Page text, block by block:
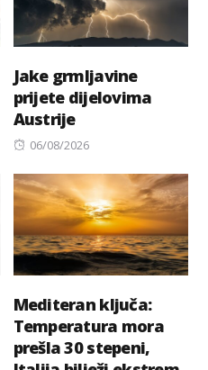
Jake grmljavine
prijete dijelovima
Austrije
Posted
06/08/2026
Mediteran ključa:
Temperatura mora
prešla 30 stepeni,